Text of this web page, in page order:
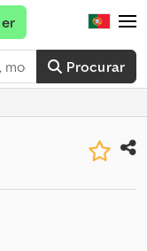
Procurar